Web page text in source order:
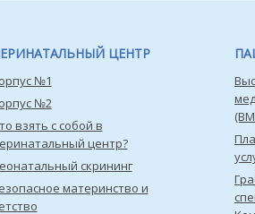
ЦЕНТР
№1
№2
взять с собой в
центр?
скрининг
материнство и